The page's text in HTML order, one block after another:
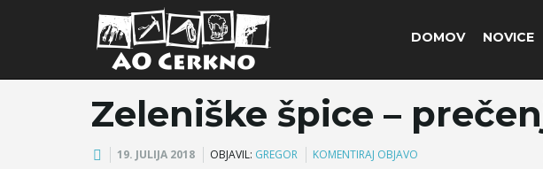
DOMOV NOVICE
Zeleniške špice –
19. JULIJA 2018 OBJAVIL: GREGOR KOMENTIRAJ OBJAVO